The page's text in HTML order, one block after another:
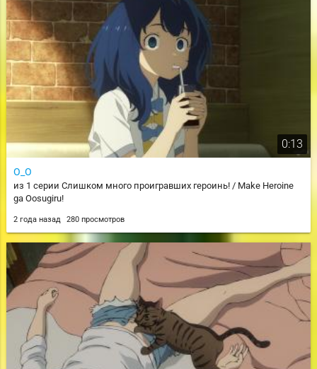
0:13
О_О
из 1 серии Слишком много проигравших героинь! / Make Heroine
ga Oosugiru!
2 года назад 280 просмотров